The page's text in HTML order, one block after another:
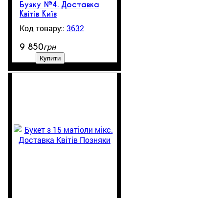
Бузку №4. Доставка
Квітів Київ
3632
9 850грн
Купити